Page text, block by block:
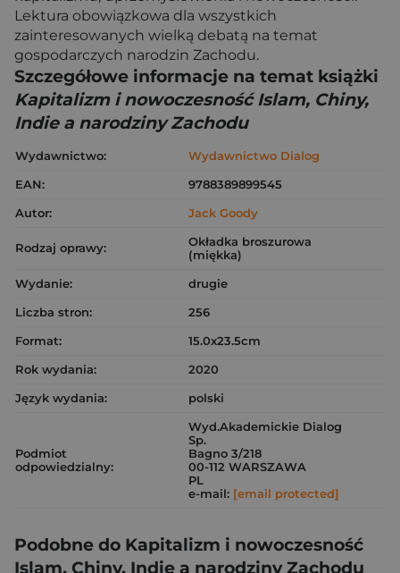
Lektura obowiązkowa dla wszystkich
zainteresowanych wielką debatą na temat
gospodarczych narodzin Zachodu.
Szczegółowe informacje na temat książki
Kapitalizm i nowoczesność Islam, Chiny,
Indie a narodziny Zachodu
Wydawnictwo:
Wydawnictwo Dialog
EAN:
9788389899545
Autor:
Jack Goody
Rodzaj oprawy:
Okładka broszurowa
(miękka)
Wydanie:
drugie
Liczba stron:
256
Format:
15.0x23.5cm
Rok wydania:
2020
Język wydania:
polski
Podmiot
odpowiedzialny:
Wyd.Akademickie Dialog
Sp.
Bagno 3/218
00-112 WARSZAWA
PL
e-mail: [email protected]
Podobne do Kapitalizm i nowoczesność
Islam, Chiny, Indie a narodziny Zachodu